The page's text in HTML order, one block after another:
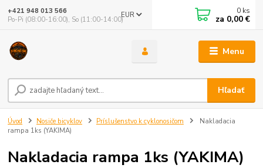
Menu
EUR
Hľadať
+421 948 013 566
Po-Pi (08:00-16:00), So (11:00-14:00)
0 ks
za 0,00 €
Úvod Nosiče bicyklov Príslušenstvo k cyklonosičom
Nakladacia
rampa 1ks (YAKIMA)
Nakladacia rampa 1ks (YAKIMA)